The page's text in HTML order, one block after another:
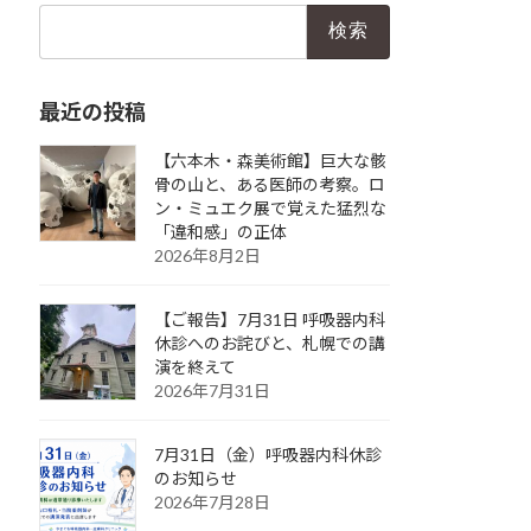
最近の投稿
【六本木・森美術館】巨大な骸
骨の山と、ある医師の考察。ロ
ン・ミュエク展で覚えた猛烈な
「違和感」の正体
2026年8月2日
【ご報告】7月31日 呼吸器内科
休診へのお詫びと、札幌での講
演を終えて
2026年7月31日
7月31日（金）呼吸器内科休診
のお知らせ
2026年7月28日